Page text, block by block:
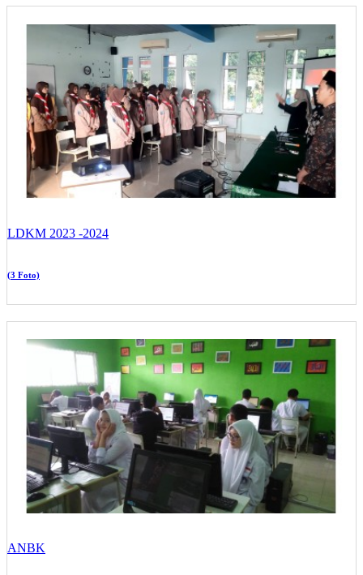
LDKM 2023 -2024
(3 Foto)
ANBK